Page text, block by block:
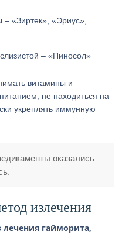
«Зиртек», «Эриус»,
– «Пиносол»
витамины и
не находиться на
укреплять иммунную
оказались
излечения
гайморита,